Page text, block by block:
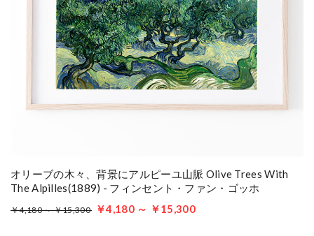
オリーブの木々、背景にアルピーユ山脈 Olive Trees With
The Alpilles(1889) - フィンセント・ファン・ゴッホ
￥4,180 ～ ￥15,300 ￥4,180 ～ ￥15,300